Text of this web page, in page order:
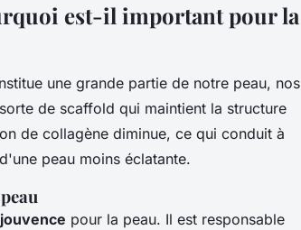
est-il important pour la
une grande partie de notre peau, nos
de scaffold qui maintient la structure
de collagène diminue, ce qui conduit à
peau moins éclatante.
pour la peau. Il est responsable